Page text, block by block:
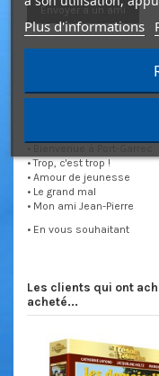
Envoyer à un ami
• Trop, c'est trop !
• Amour de jeunesse
• Le grand mal
• Mon ami Jean-Pierre
• En vous souhaitant
Les clients qui ont
acheté...
Plus d'informations